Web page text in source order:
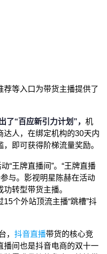
等入口为带货主播提供了
了“百应新引力计划”， 机
达人，在绑定机构的30天内
即可获得阶梯流量奖励。
“王牌直播间”。“王牌直播
与。影视明星陈赫在活动
转型带货主播。
个外站顶流主播“跳槽”抖
， 抖音直播带货的核心竞
播间也是抖音电商的双十一